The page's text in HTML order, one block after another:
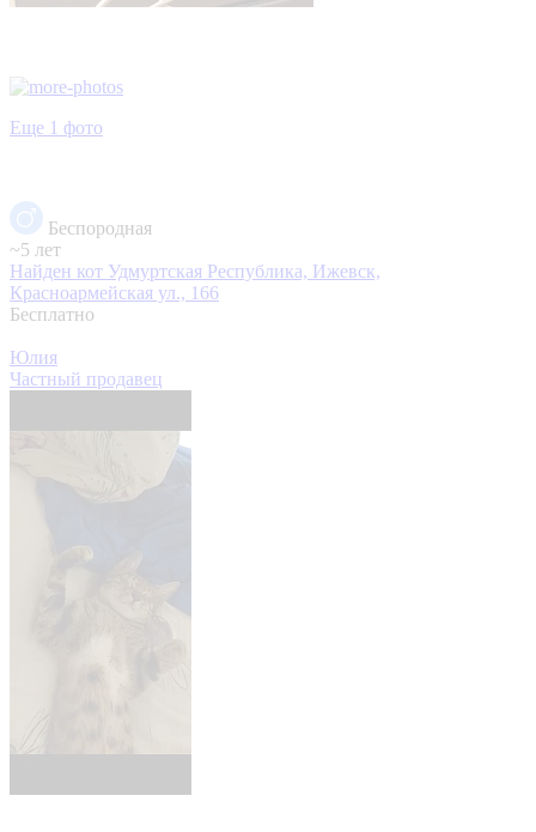
Еще 1 фото
Беспородная
~5 лет
Найден кот Удмуртская Республика, Ижевск,
Красноармейская ул., 166
Бесплатно
Юлия
Частный продавец